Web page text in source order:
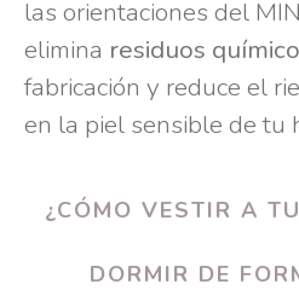
las orientaciones del
elimina residuos
fabricación y reduce el
en la piel sensible de tu
¿CÓMO VESTIR A
DORMIR DE